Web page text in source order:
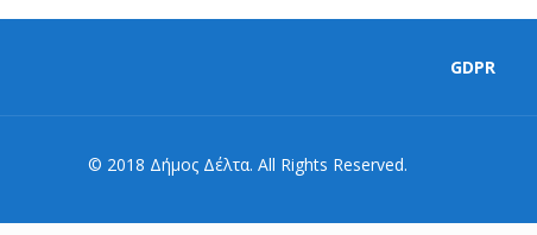
GDPR
© 2018 Δήμος Δέλτα. All Rights Reserved.